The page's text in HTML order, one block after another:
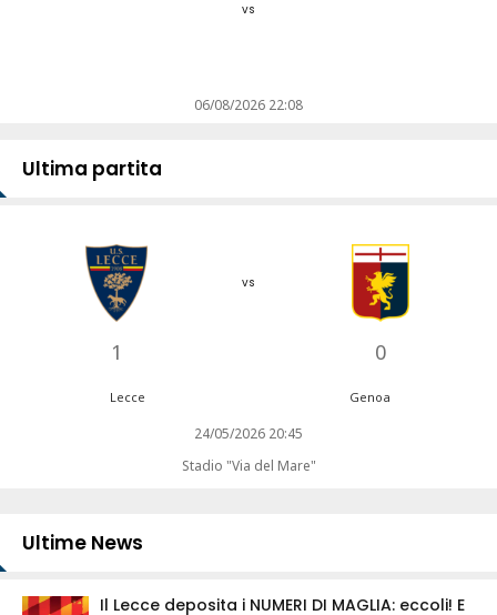
vs
06/08/2026 22:08
Ultima partita
1
vs
0
Lecce Genoa
24/05/2026 20:45
Stadio "Via del Mare"
Ultime News
Il Lecce deposita i NUMERI DI MAGLIA: eccoli! E